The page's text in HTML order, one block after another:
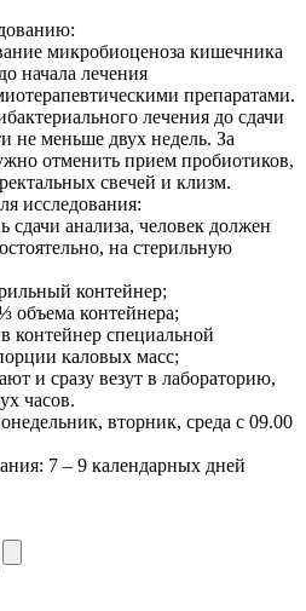
микробиоценоза кишечника
начала лечения
препаратами.
лечения до сдачи
не меньше двух недель. За
отменить прием пробиотиков,
свечей и клизм.
исследования:
сдачи анализа, человек должен
на стерильную
контейнер;
объема контейнера;
контейнер специальной
каловых масс;
и сразу везут в лабораторию,
часов.
вторник, среда с 09.00
7 – 9 календарных дней